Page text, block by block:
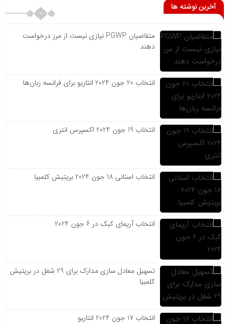
آخرین نوشته ها
متقاضیان PGWP نیازی نیست از مرز درخواست
دهند
انتخاب 20 جون 2024 انتاریو برای فرانسه زبان‌ها
انتخاب 19 جون 2024 اکسپرس انتری
انتخاب استانی 18 جون 2024 بریتیش کلمبیا
انتخاب آریمای کبک در 6 جون 2024
تسهیل معادل سازی مدارک برای 29 شغل در بریتیش
کلمبیا
انتخاب 17 جون 2024 انتاریو